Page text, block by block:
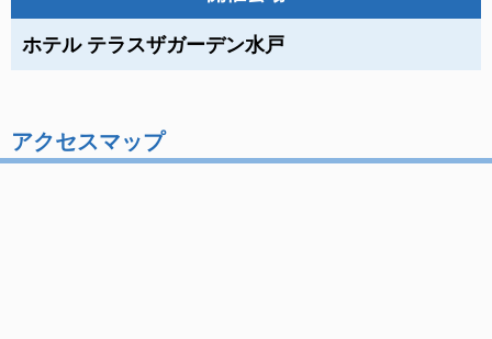
ホテル テラスザガーデン水戸
アクセスマップ